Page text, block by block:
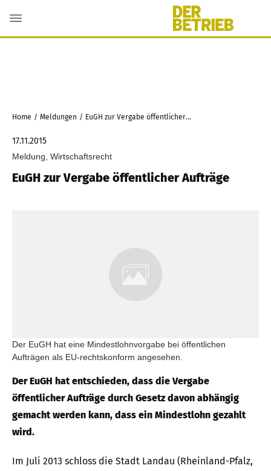
Home / Meldungen / EuGH zur Vergabe öffentlicher Aufträge
17.11.2015
Meldung, Wirtschaftsrecht
EuGH zur Vergabe öffentlicher Aufträge
Der EuGH hat eine Mindestlohnvorgabe bei öffentlichen
Aufträgen als EU-rechtskonform angesehen.
Der EuGH hat entschieden, dass die Vergabe
öffentlicher Aufträge durch Gesetz davon abhängig
gemacht werden kann, dass ein Mindestlohn gezahlt
wird.
Im Juli 2013 schloss die Stadt Landau (Rheinland-Pfalz,